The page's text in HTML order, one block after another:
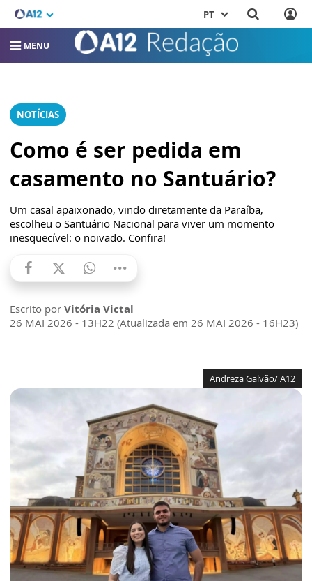
PT
MENU
NOTÍCIAS
Como é ser pedida em
casamento no Santuário?
Um casal apaixonado, vindo diretamente da Paraíba,
escolheu o Santuário Nacional para viver um momento
inesquecível: o noivado. Confira!
Escrito por Vitória Victal
26 MAI 2026 - 13H22 (Atualizada em 26 MAI 2026 - 16H23)
Andreza Galvão/ A12